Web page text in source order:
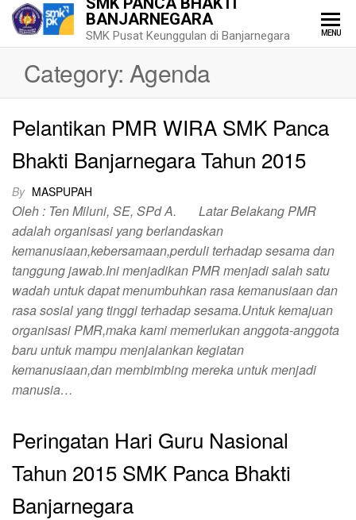
BANJARNEGARA
SMK Pusat Keunggulan di Banjarnegara MENU
Category: Agenda
Pelantikan PMR WIRA SMK Panca
Bhakti Banjarnegara Tahun 2015
By MASPUPAH
Oleh : Ten Miluni, SE, SPd A. Latar Belakang PMR
adalah organisasi yang berlandaskan
kemanusiaan,kebersamaan,perduli terhadap sesama dan
tanggung jawab.Ini menjadikan PMR menjadi salah satu
wadah untuk dapat menumbuhkan rasa kemanusiaan dan
rasa sosial yang tinggi terhadap sesama.Untuk kemajuan
organisasi PMR,maka kami memerlukan anggota-anggota
baru untuk mampu menjalankan kegiatan
kemanusiaan,dan membimbing mereka untuk menjadi
manusia…
Peringatan Hari Guru Nasional
Tahun 2015 SMK Panca Bhakti
Banjarnegara